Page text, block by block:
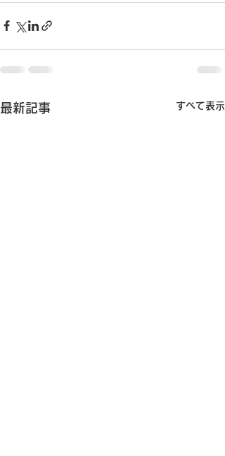
最新記事 すべて表示